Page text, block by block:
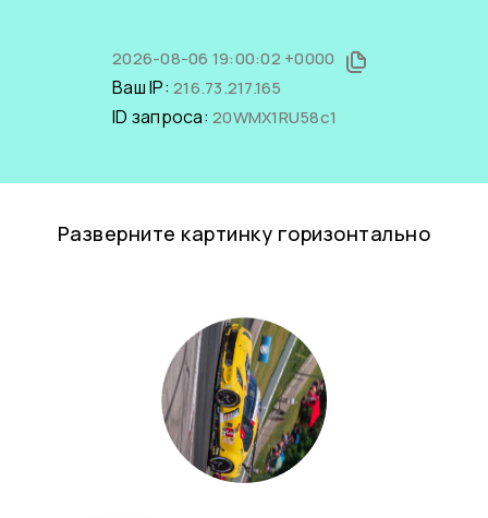
2026-08-06 19:00:02 +0000
Ваш IP: 216.73.217.165
ID запроса: 20WMX1RU58c1
Разверните картинку горизонтально